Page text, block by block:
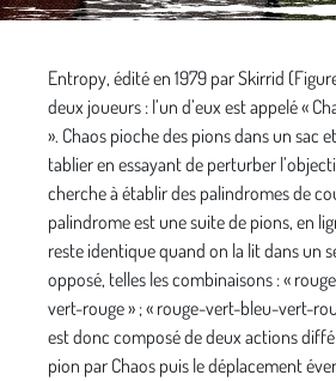
Entropy, édité en 1979 par Skirrid
deux joueurs : l’un d’eux est appelé «
». Chaos pioche des pions dans un sac
tablier en essayant de perturber
cherche à établir des palindromes de
palindrome est une suite de pions, en
reste identique quand on la lit dans un
opposé, telles les combinaisons : «
vert-rouge » ; « rouge-vert-bleu-vert-
est donc composé de deux actions
pion par Chaos puis le déplacement